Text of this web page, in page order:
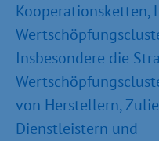
Kooperationsketten,
Insbesondere die
von Herstellern,
Dienstleistern und